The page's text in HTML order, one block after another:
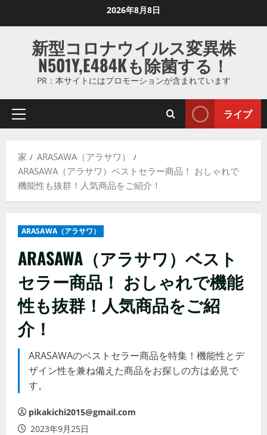
ス
ッ
2026年8月8日
新型コロナウイルス変異株
N501Y,E484Kも除菌する！
PR：本サイトにはプロモーションが含まれています
プ
マ
リ
メ
ー
ライブ
家
ARASAWA（アラサワ）
ARASAWA（アラサワ）ベストセラー商品！ おしゃれで
機能性も抜群！人気商品をご紹介！
ARASAWA（アラサワ）
ARASAWA（アラサワ）ベスト
セラー商品！ おしゃれで機能
性も抜群！人気商品をご紹
介！
ARASAWAのベストセラー商品を特集！機能性とデ
ザイン性を兼ね備えた商品をお探しの方は必見で
す。
pikakichi2015@gmail.com
2023年9月25日